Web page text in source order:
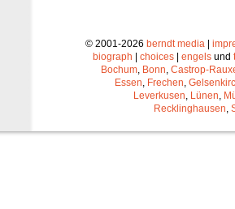
© 2001-2026 berndt media |
biograph | choices | engels und
Bochum Bonn Castrop-
Essen Frechen
Leverkusen Lünen
Recklinghausen